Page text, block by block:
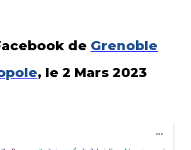
de Grenoble
, le 2 Mars 2023